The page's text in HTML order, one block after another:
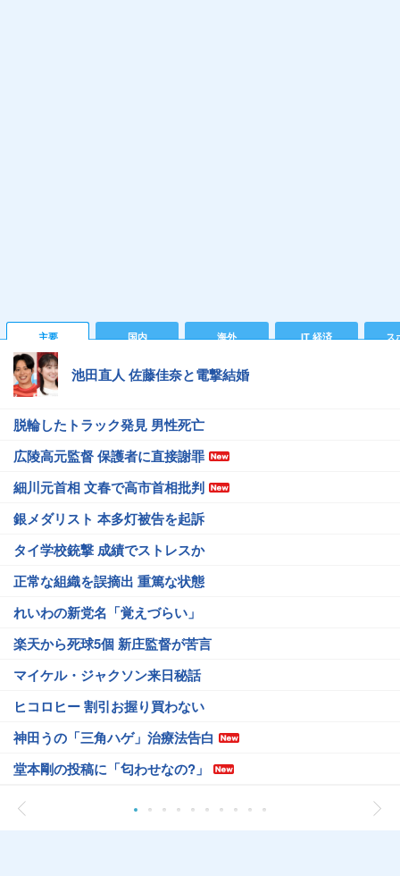
主要 国内 海外 IT 経済 ス
池田直人 佐藤佳奈と電撃結婚
脱輪したトラック発見 男性死亡
広陵高元監督 保護者に直接謝罪
細川元首相 文春で高市首相批判
銀メダリスト 本多灯被告を起訴
タイ学校銃撃 成績でストレスか
正常な組織を誤摘出 重篤な状態
れいわの新党名「覚えづらい」
楽天から死球5個 新庄監督が苦言
マイケル・ジャクソン来日秘話
ヒコロヒー 割引お握り買わない
神田うの「三角ハゲ」治療法告白
堂本剛の投稿に「匂わせなの?」